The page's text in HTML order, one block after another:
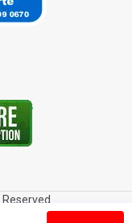
de privacidad